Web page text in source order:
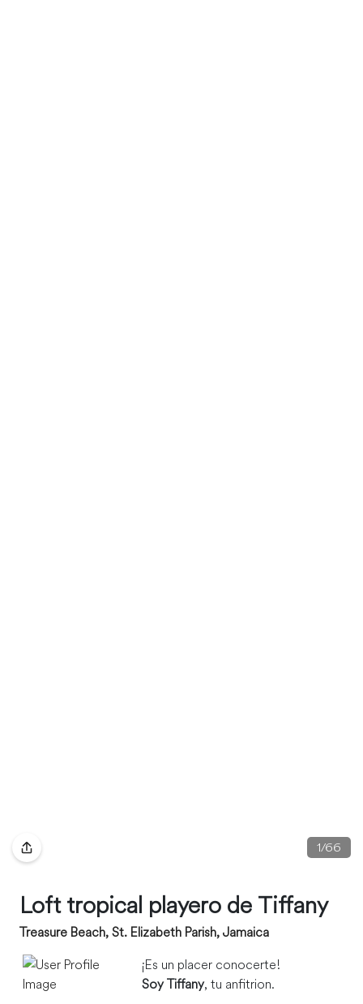
1/66
Loft tropical playero de Tiffany
Treasure Beach, St. Elizabeth Parish, Jamaica
¡Es un placer conocerte!
Soy Tiffany, tu anfitrion.